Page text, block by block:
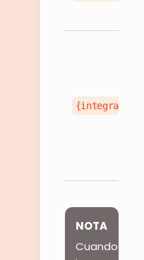
{integrated}
NOTA
Cuando